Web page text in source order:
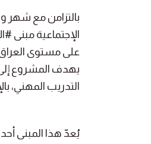
بالتزامن مع شهر
الإجتماعية مبنى
يهدف المشروع إلى
التدريب المهني،
يُعدّ هذا المبنى